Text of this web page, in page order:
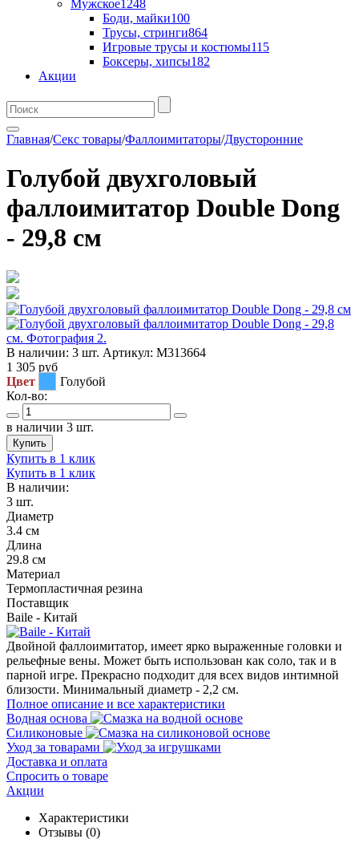
Мужское1248
Боди, майки100
Трусы, стринги864
Игровые трусы и костюмы115
Боксеры, хипсы182
Акции
Главная/Секс товары/Фаллоимитаторы/Двусторонние
Голубой двухголовый
фаллоимитатор Double Dong
- 29,8 см
В наличии: 3 шт. Артикул: M313664
1 305 руб
Цвет
Голубой
Кол-во:
в наличии 3 шт.
Купить
Купить в 1 клик
Купить в 1 клик
В наличии:
3 шт.
Диаметр
3.4 см
Длина
29.8 см
Материал
Термопластичная резина
Поставщик
Baile - Китай
Двойной фаллоимитатор, имеет ярко выраженные головки и
рельефные вены. Может быть использован как соло, так и в
парной игре. Прекрасно подходит для всех видов интимной
близости. Минимальный диаметр - 2,2 см.
Полное описание и все характеристики
Водная основа
Силиконовые
Уход за товарами
Доставка и оплата
Спросить о товаре
Акции
Характеристики
Отзывы (0)